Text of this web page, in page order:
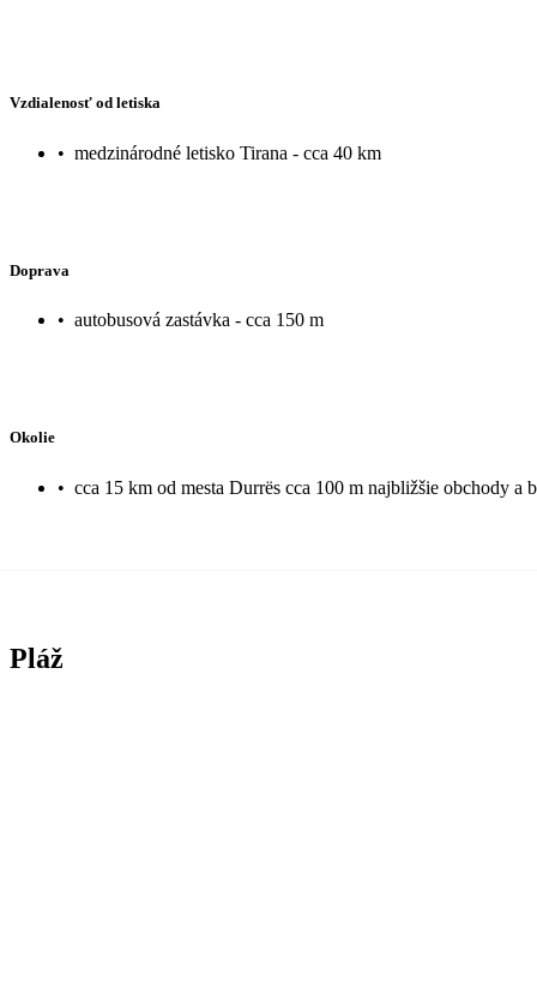
Vzdialenosť od letiska
• medzinárodné letisko Tirana - cca 40 km
Doprava
• autobusová zastávka - cca 150 m
Okolie
• cca 15 km od mesta Durrës cca 100 m najbližšie obchody a
Pláž